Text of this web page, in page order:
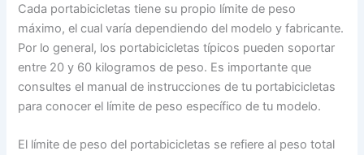
Cada portabicicletas tiene su propio límite de peso
máximo, el cual varía dependiendo del modelo y fabricante.
Por lo general, los portabicicletas típicos pueden soportar
entre 20 y 60 kilogramos de peso. Es importante que
consultes el manual de instrucciones de tu portabicicletas
para conocer el límite de peso específico de tu modelo.
El límite de peso del portabicicletas se refiere al peso total